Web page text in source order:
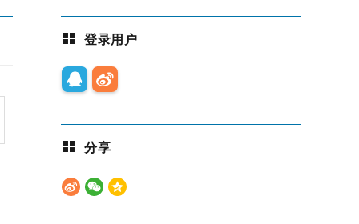
登录用户
分享